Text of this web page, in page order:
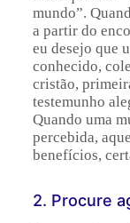
mundo”.
a partir do
eu desejo que
conhecido,
cristão,
testemunho
Quando uma
percebida,
benefícios,
2. Procure